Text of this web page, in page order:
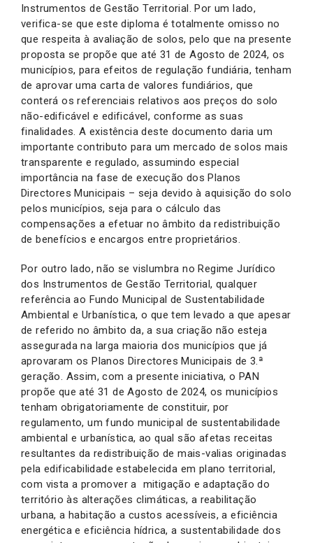
Instrumentos de Gestão Territorial. Por um lado,
verifica-se que este diploma é totalmente omisso no
que respeita à avaliação de solos, pelo que na presente
proposta se propõe que até 31 de Agosto de 2024, os
municípios, para efeitos de regulação fundiária, tenham
de aprovar uma carta de valores fundiários, que
conterá os referenciais relativos aos preços do solo
não-edificável e edificável, conforme as suas
finalidades. A existência deste documento daria um
importante contributo para um mercado de solos mais
transparente e regulado, assumindo especial
importância na fase de execução dos Planos
Directores Municipais – seja devido à aquisição do solo
pelos municípios, seja para o cálculo das
compensações a efetuar no âmbito da redistribuição
de benefícios e encargos entre proprietários.
Por outro lado, não se vislumbra no Regime Jurídico
dos Instrumentos de Gestão Territorial, qualquer
referência ao Fundo Municipal de Sustentabilidade
Ambiental e Urbanística, o que tem levado a que apesar
de referido no âmbito da, a sua criação não esteja
assegurada na larga maioria dos municípios que já
aprovaram os Planos Directores Municipais de 3.ª
geração. Assim, com a presente iniciativa, o PAN
propõe que até 31 de Agosto de 2024, os municípios
tenham obrigatoriamente de constituir, por
regulamento, um fundo municipal de sustentabilidade
ambiental e urbanística, ao qual são afetas receitas
resultantes da redistribuição de mais-valias originadas
pela edificabilidade estabelecida em plano territorial,
com vista a promover a mitigação e adaptação do
território às alterações climáticas, a reabilitação
urbana, a habitação a custos acessíveis, a eficiência
energética e eficiência hídrica, a sustentabilidade dos